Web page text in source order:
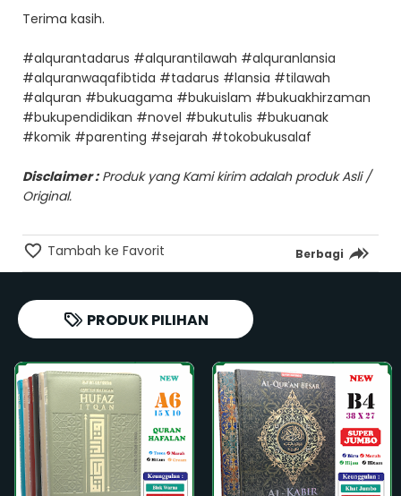
Terima kasih.
#alqurantadarus #alqurantilawah #alquranlansia
#alquranwaqafibtida #tadarus #lansia #tilawah
#alquran #bukuagama #bukuislam #bukuakhirzaman
#bukupendidikan #novel #bukutulis #bukuanak
#komik #parenting #sejarah #tokobukusalaf
Disclaimer :Produk yang Kami kirim adalah produk Asli /
Original.
Tambah ke Favorit Berbagi
PRODUK PILIHAN